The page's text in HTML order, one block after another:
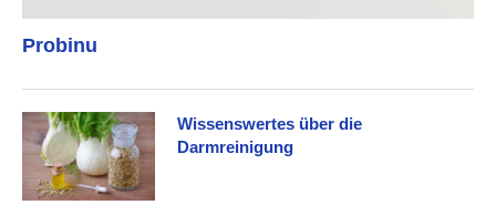
Probinu
Wissenswertes über die
Darmreinigung